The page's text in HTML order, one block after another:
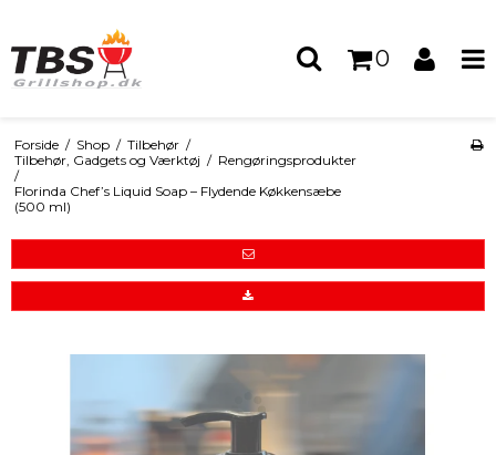
0
Forside / Shop / Tilbehør /
Tilbehør, Gadgets og Værktøj / Rengøringsprodukter
/
Florinda Chef’s Liquid Soap – Flydende Køkkensæbe
(500 ml)